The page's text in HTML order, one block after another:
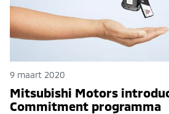
9 maart 2020
Mitsubishi Motors
Commitment programma